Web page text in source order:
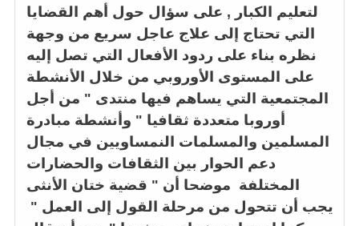
لتعليم الكبار , على سؤال حول أهم القضايا
التي تحتاج إلى علاج عاجل سريع من وجهة
نظره بناء على ردود الأفعال التي تصل إليه
على المستوى الأوروبي من خلال الأنشطة
المجتمعية التي يساهم فيها منتدى " من أجل
أوروبا متعددة ثقافيا " وأنشطة مبادرة
المسلمين والمسلمات النمساويين في مجال
دعم الحوار بين الثقافات والحضارات
المختلفة موضحا أن " قضية ختان الأنثى
يجب أن تتحول من مرحلة القول إلى العمل "